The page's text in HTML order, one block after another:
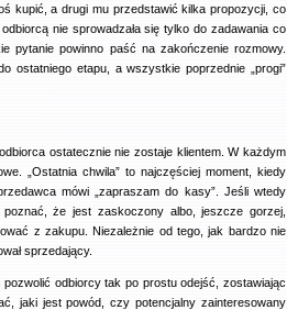
kupić, a drugi mu przedstawić kilka propozycji, co
nie sprowadzała się tylko do zadawania co
pytanie powinno paść na zakończenie rozmowy.
ostatniego etapu, a wszystkie poprzednie „progi”
ostatecznie nie zostaje klientem. W każdym
„Ostatnia chwila” to najczęściej moment, kiedy
mówi „zapraszam do kasy”. Jeśli wtedy
że jest zaskoczony albo, jeszcze gorzej,
z zakupu. Niezależnie od tego, jak bardzo nie
sprzedający.
odbiorcy tak po prostu odejść, zostawiając
jaki jest powód, czy potencjalny zainteresowany